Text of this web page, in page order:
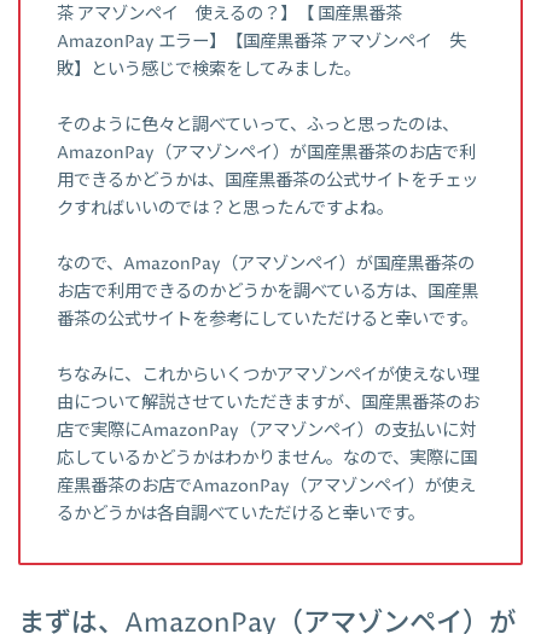
茶 アマゾンペイ 使えるの？】【 国産黒番茶
AmazonPay エラー】【国産黒番茶 アマゾンペイ 失
敗】という感じで検索をしてみました。
そのように色々と調べていって、ふっと思ったのは、
AmazonPay（アマゾンペイ）が国産黒番茶のお店で利
用できるかどうかは、国産黒番茶の公式サイトをチェッ
クすればいいのでは？と思ったんですよね。
なので、AmazonPay（アマゾンペイ）が国産黒番茶の
お店で利用できるのかどうかを調べている方は、国産黒
番茶の公式サイトを参考にしていただけると幸いです。
ちなみに、これからいくつかアマゾンペイが使えない理
由について解説させていただきますが、国産黒番茶のお
店で実際にAmazonPay（アマゾンペイ）の支払いに対
応しているかどうかはわかりません。なので、実際に国
産黒番茶のお店でAmazonPay（アマゾンペイ）が使え
るかどうかは各自調べていただけると幸いです。
まずは、AmazonPay（アマゾンペイ）が